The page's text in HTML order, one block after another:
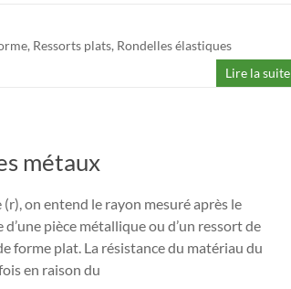
, Ressorts plats, Rondelles élastiques
Lire la suite
métaux
on entend le rayon mesuré après le
pièce métallique ou d’un ressort de
forme plat. La résistance du matériau du
en raison du